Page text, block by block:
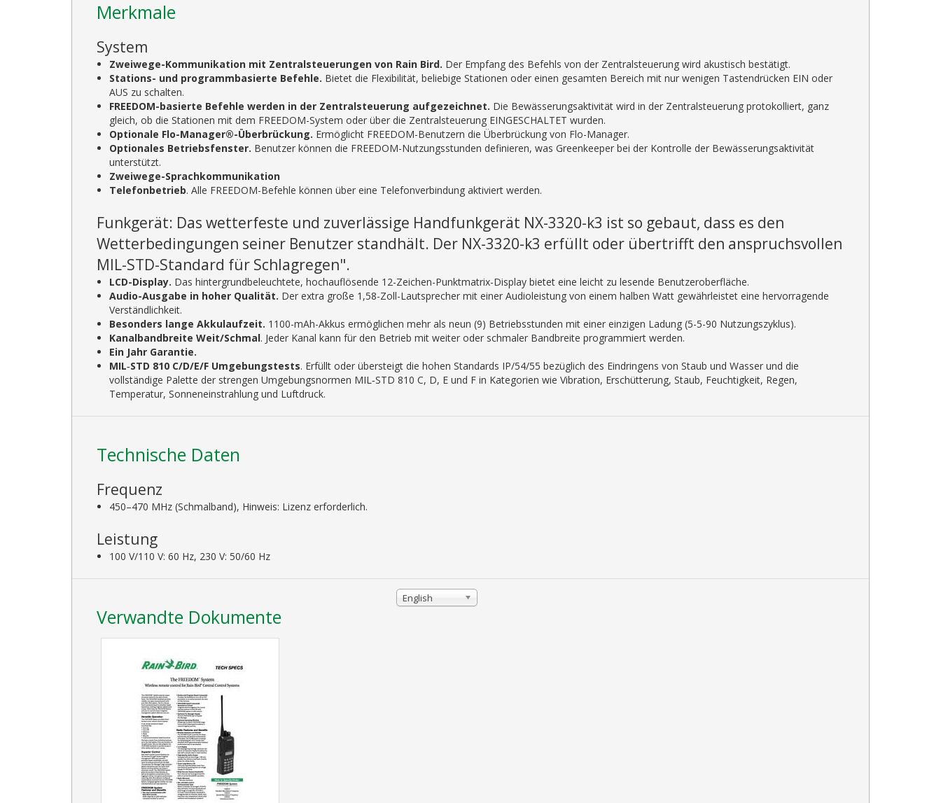
Merkmale
System
Zweiwege-Kommunikation mit Zentralsteuerungen von Rain Bird. Der Empfang des Befehls von der Zentralsteuerung wird akustisch bestätigt.
Stations- und programmbasierte Befehle. Bietet die Flexibilität, beliebige Stationen oder einen gesamten Bereich mit nur wenigen Tastendrücken EIN oder
AUS zu schalten.
FREEDOM-basierte Befehle werden in der Zentralsteuerung aufgezeichnet. Die Bewässerungsaktivität wird in der Zentralsteuerung protokolliert, ganz
gleich, ob die Stationen mit dem FREEDOM-System oder über die Zentralsteuerung EINGESCHALTET wurden.
Optionale Flo-Manager®-Überbrückung. Ermöglicht FREEDOM-Benutzern die Überbrückung von Flo-Manager.
Optionales Betriebsfenster. Benutzer können die FREEDOM-Nutzungsstunden definieren, was Greenkeeper bei der Kontrolle der Bewässerungsaktivität
unterstützt.
Zweiwege-Sprachkommunikation
Telefonbetrieb. Alle FREEDOM-Befehle können über eine Telefonverbindung aktiviert werden.
Funkgerät: Das wetterfeste und zuverlässige Handfunkgerät NX-3320-k3 ist so gebaut, dass es den
Wetterbedingungen seiner Benutzer standhält. Der NX-3320-k3 erfüllt oder übertrifft den anspruchsvollen
MIL-STD-Standard für Schlagregen".
LCD-Display. Das hintergrundbeleuchtete, hochauflösende 12-Zeichen-Punktmatrix-Display bietet eine leicht zu lesende Benutzeroberfläche.
Audio-Ausgabe in hoher Qualität. Der extra große 1,58-Zoll-Lautsprecher mit einer Audioleistung von einem halben Watt gewährleistet eine hervorragende
Verständlichkeit.
Besonders lange Akkulaufzeit. 1100-mAh-Akkus ermöglichen mehr als neun (9) Betriebsstunden mit einer einzigen Ladung (5-5-90 Nutzungszyklus).
Kanalbandbreite Weit/Schmal. Jeder Kanal kann für den Betrieb mit weiter oder schmaler Bandbreite programmiert werden.
Ein Jahr Garantie.
MIL‑STD 810 C/D/E/F Umgebungstests. Erfüllt oder übersteigt die hohen Standards IP/54/55 bezüglich des Eindringens von Staub und Wasser und die
vollständige Palette der strengen Umgebungsnormen MIL‑STD 810 C, D, E und F in Kategorien wie Vibration, Erschütterung, Staub, Feuchtigkeit, Regen,
Temperatur, Sonneneinstrahlung und Luftdruck.
Technische Daten
Frequenz
450–470 MHz (Schmalband), Hinweis: Lizenz erforderlich.
Leistung
100 V/110 V: 60 Hz, 230 V: 50/60 Hz
Verwandte Dokumente
English